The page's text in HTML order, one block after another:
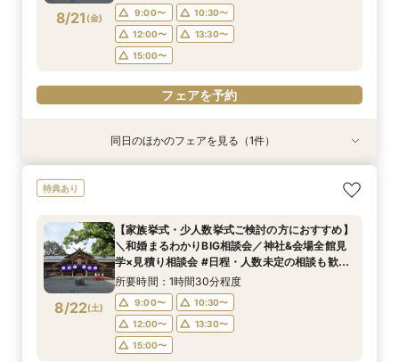
15:00〜
フェアを予約
8/21 (金) 9:00〜
10:30〜
12:00〜
13:30〜
15:00〜
フェアを予約
8/21(金)
＼マイナビ限定！和婚まるわかりBIG相談会／神
社&会場全館見学×見積り相談会#日程・人数未定
所要時間：1時間30分程度
9:00〜
10:30〜
12:00〜
13:30〜
15:00〜
フェアを予約
同日のほかのフェアを見る（1件）
特典あり
8/22(土)
【家族挙式・少人数挙式ご検討の方におすすめ】
＼和婚まるわかりBIG相談会／神社&会場全館見
学×見積り相談会 #日程・人数未定の相談も歓迎
◎
所要時間：1時間30分程度
9:00〜
10:30〜
12:00〜
13:30〜
15:00〜